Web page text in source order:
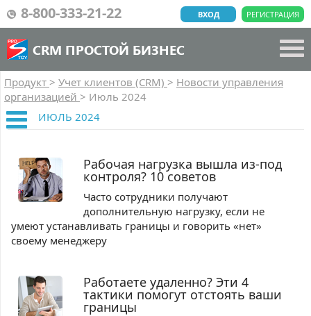
8-800-333-21-22 РЕГИСТРАЦИЯ
ВХОД
CRM ПРОСТОЙ БИЗНЕС
Продукт > Учет клиентов (CRM) > Новости управления
организацией > Июль 2024
ИЮЛЬ 2024
Рабочая нагрузка вышла из-под
контроля? 10 советов
Часто сотрудники получают
дополнительную нагрузку, если не
умеют устанавливать границы и говорить «нет»
своему менеджеру
Работаете удаленно? Эти 4
тактики помогут отстоять ваши
границы